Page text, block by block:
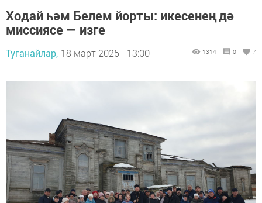
Ходай һәм Белем йорты: икесенең дә
миссиясе — изге
Туганайлар, 18 март 2025 - 13:00 1314 0 7